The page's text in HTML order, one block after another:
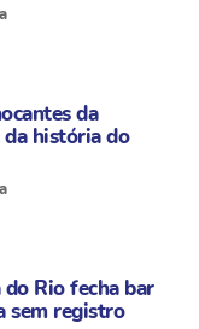
da
história do
Rio fecha bar
sem registro